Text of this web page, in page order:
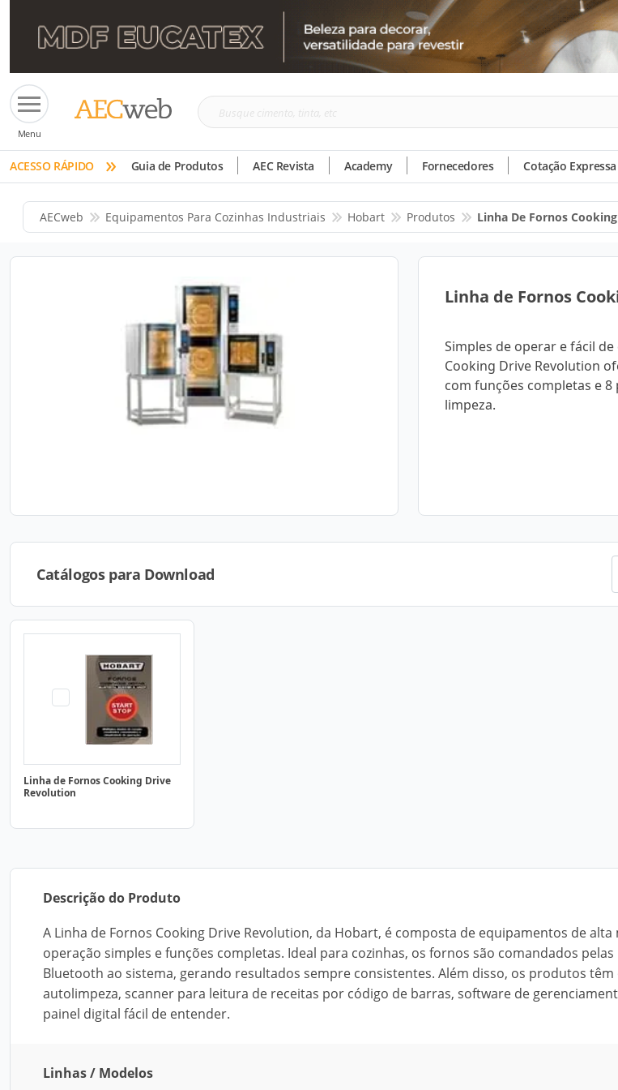
Menu
Busque
tinta,
etc
ACESSO RÁPIDO » Guia de Produtos AEC Revista Academy Fornecedores Cotação Expressa
AECweb Equipamentos Para Cozinhas Industriais Hobart Produtos Linha De Fornos
Linha de Fornos
Simples de operar e fácil
Cooking Drive Revolution
com funções completas e
limpeza.
Catálogos para Download
Linha de Fornos Cooking Drive
Revolution
Descrição do Produto
A Linha de Fornos Cooking Drive Revolution, da Hobart, é composta de equipamentos de
operação simples e funções completas. Ideal para cozinhas, os fornos são comandados
Bluetooth ao sistema, gerando resultados sempre consistentes. Além disso, os produtos
autolimpeza, scanner para leitura de receitas por código de barras, software de
painel digital fácil de entender.
Linhas / Modelos